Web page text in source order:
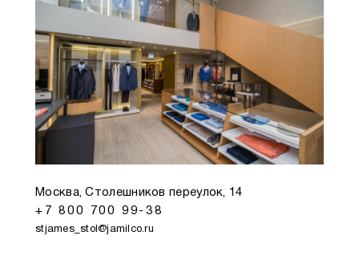
Москва, Столешников переулок, 14
+7 800 700 99-38
stjames_stol@jamilco.ru